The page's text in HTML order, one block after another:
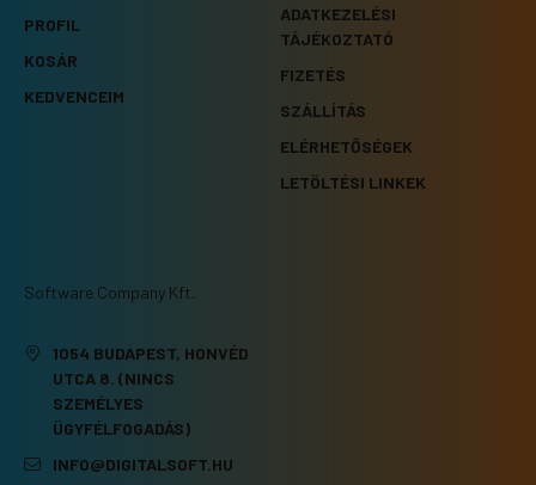
PROFIL
KOSÁR
KEDVENCEIM
ADATKEZELÉSI
TÁJÉKOZTATÓ
FIZETÉS
SZÁLLÍTÁS
ELÉRHETŐSÉGEK
LETÖLTÉSI LINKEK
Software Company Kft.
1054 BUDAPEST, HONVÉD
UTCA 8. (NINCS
SZEMÉLYES
ÜGYFÉLFOGADÁS)
INFO@DIGITALSOFT.HU